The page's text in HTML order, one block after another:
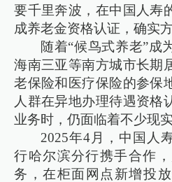
要千里奔波，在中国人寿
成养老金资格认证，确实
随着“候鸟式养老”成
海南三亚等南方城市长期
老保险和医疗保险的参保
人群在异地办理待遇资格
业务时，仍面临着不少现实
2025年4月，中国人
行哈尔滨分行携手合作
务，在柜面网点新增投